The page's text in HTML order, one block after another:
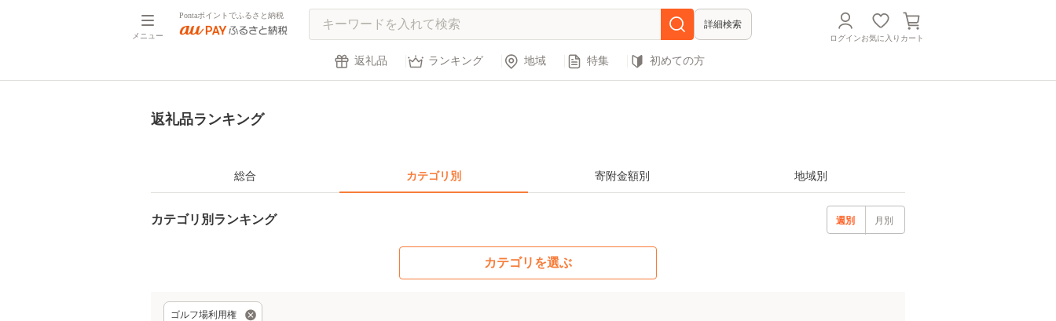
メニュー
Pontaポイントでふるさと納税
詳細検索
ログインお気に入り カート
返礼品 ランキング 地域 特集 初めての方
返礼品ランキング
総合 カテゴリ別 寄附金額別 地域別
カテゴリ別ランキング 週別 月別
カテゴリを選ぶ
ゴルフ場利用権